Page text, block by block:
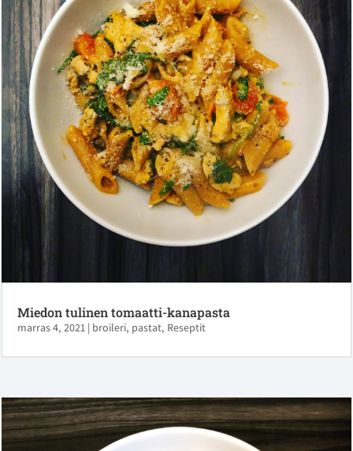
Miedon tulinen tomaatti-kanapasta
marras 4, 2021 | broileri, pastat, Reseptit